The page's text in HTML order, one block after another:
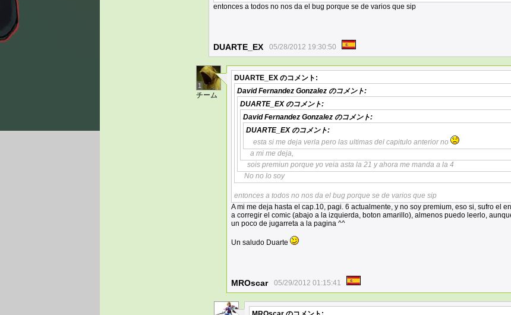
entonces a todos no nos da el bug porque se de varios que sip
DUARTE_EX 05/28/2012 19:30:50
1
チーム
DUARTE_EX のコメント:
David Fernandez Gonzalez のコメント:
DUARTE_EXのコメント:
David Fernandez Gonzalez のコメント:
DUARTE_EXのコメント:
esta si me deja verla pero las ultimas del capitulo anterior no
a mi me deja,
sois premiun porque yo veia asta la 21 y ahora me manda a la 4
No no lo soy
entonces a todos no nos da el bug porque se de varios que sip
A mi me deja hasta el cap.10, pagi. 6 actualmente, y no soy premium, eso si, sufro el
a corregir el comic (abajo a la izquierda, boton amarillo), almenos puedo leerlo,
un poco de jugarreta a la pagina ^^
Un saludo Duarte
MROscar 05/29/2012 01:15:41